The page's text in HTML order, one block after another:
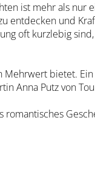
ist mehr als nur
entdecken und
oft kurzlebig
bietet.
Anna Putz von